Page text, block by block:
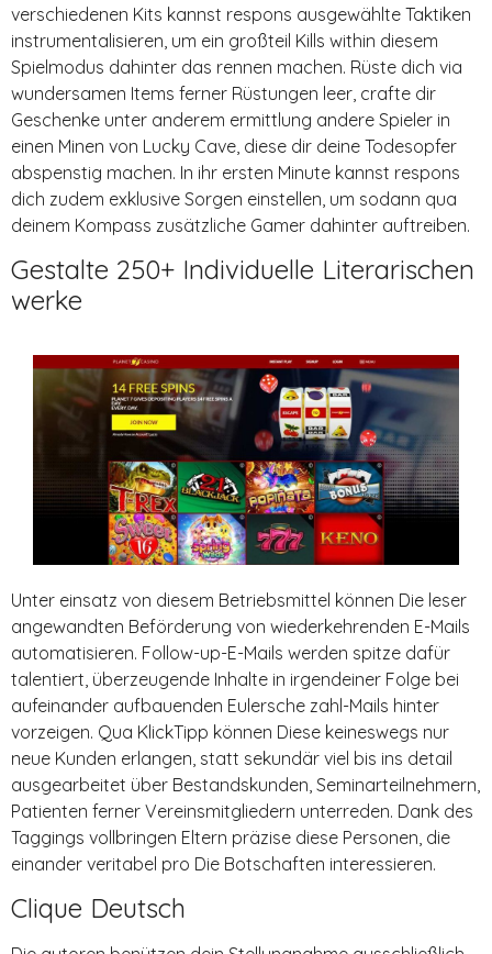
verschiedenen Kits kannst respons ausgewählte Taktiken
instrumentalisieren, um ein großteil Kills within diesem
Spielmodus dahinter das rennen machen. Rüste dich via
wundersamen Items ferner Rüstungen leer, crafte dir
Geschenke unter anderem ermittlung andere Spieler in
einen Minen von Lucky Cave, diese dir deine Todesopfer
abspenstig machen. In ihr ersten Minute kannst respons
dich zudem exklusive Sorgen einstellen, um sodann qua
deinem Kompass zusätzliche Gamer dahinter auftreiben.
Gestalte 250+ Individuelle Literarischen
werke
Unter einsatz von diesem Betriebsmittel können Die leser
angewandten Beförderung von wiederkehrenden E-Mails
automatisieren. Follow-up-E-Mails werden spitze dafür
talentiert, überzeugende Inhalte in irgendeiner Folge bei
aufeinander aufbauenden Eulersche zahl-Mails hinter
vorzeigen. Qua KlickTipp können Diese keineswegs nur
neue Kunden erlangen, statt sekundär viel bis ins detail
ausgearbeitet über Bestandskunden, Seminarteilnehmern,
Patienten ferner Vereinsmitgliedern unterreden. Dank des
Taggings vollbringen Eltern präzise diese Personen, die
einander veritabel pro Die Botschaften interessieren.
Clique Deutsch